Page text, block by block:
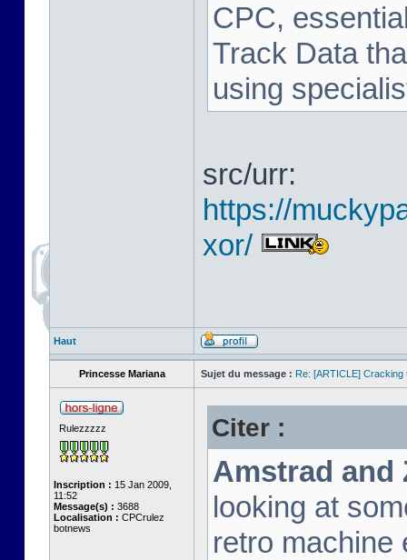
CPC,
Track Data
using
src/urr:
https://
xor/
Haut
Princesse Mariana Sujet du message : Re: [ARTICLE] Cracking
Rulezzzzz
Inscription : 15 Jan 2009,
11:52
Message(s) : 3688
Localisation : CPCrulez
botnews
Citer :
Amstrad and
looking at
retro machine